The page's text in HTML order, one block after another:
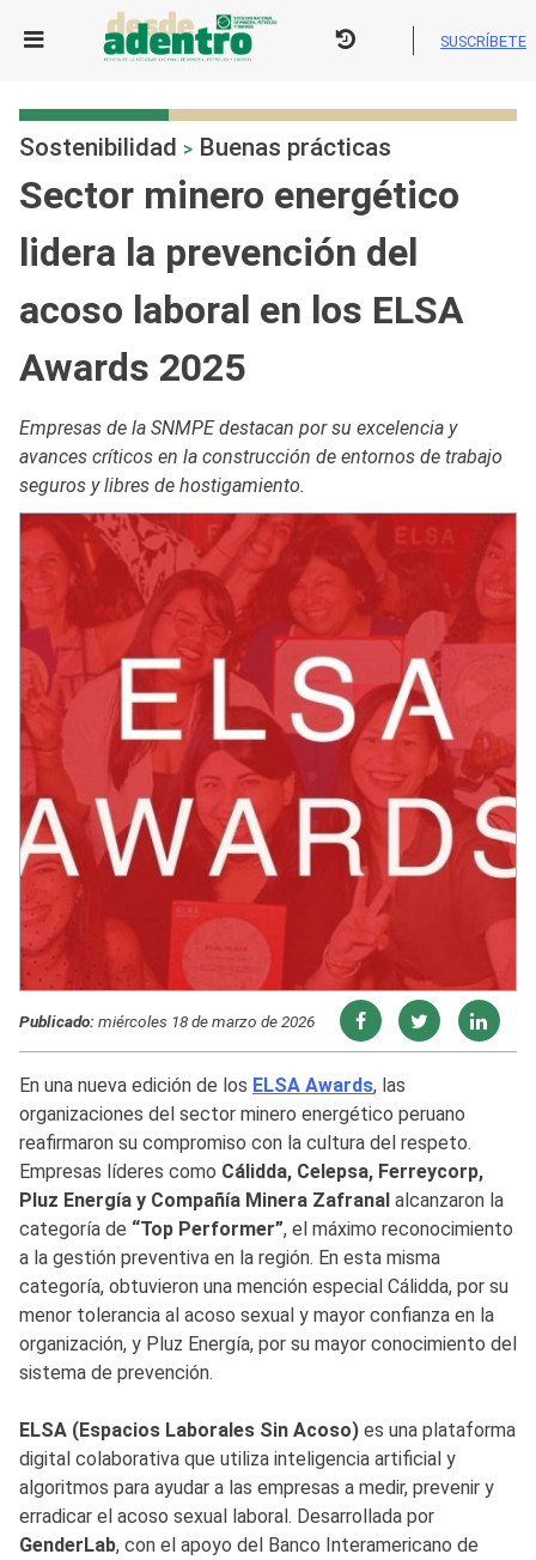
SUSCRÍBETE
Sostenibilidad > Buenas prácticas
Sector minero energético
lidera la prevención del
acoso laboral en los ELSA
Awards 2025
Empresas de la SNMPE destacan por su excelencia y
avances críticos en la construcción de entornos de trabajo
seguros y libres de hostigamiento.
Publicado:miércoles 18 de marzo de 2026
En una nueva edición de los ELSA Awards, las
organizaciones del sector minero energético peruano
reafirmaron su compromiso con la cultura del respeto.
Empresas líderes como Cálidda, Celepsa, Ferreycorp,
Pluz Energía y Compañía Minera Zafranal alcanzaron la
categoría de “Top Performer”, el máximo reconocimiento
a la gestión preventiva en la región. En esta misma
categoría, obtuvieron una mención especial Cálidda, por su
menor tolerancia al acoso sexual y mayor confianza en la
organización, y Pluz Energía, por su mayor conocimiento del
sistema de prevención.
ELSA (Espacios Laborales Sin Acoso) es una plataforma
digital colaborativa que utiliza inteligencia artificial y
algoritmos para ayudar a las empresas a medir, prevenir y
erradicar el acoso sexual laboral. Desarrollada por
GenderLab, con el apoyo del Banco Interamericano de